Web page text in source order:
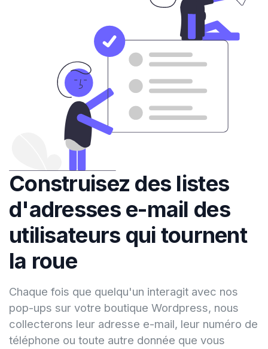
Construisez des listes
d'adresses e-mail des
utilisateurs qui tournent
la roue
Chaque fois que quelqu'un interagit avec nos
pop-ups sur votre boutique Wordpress, nous
collecterons leur adresse e-mail, leur numéro de
téléphone ou toute autre donnée que vous